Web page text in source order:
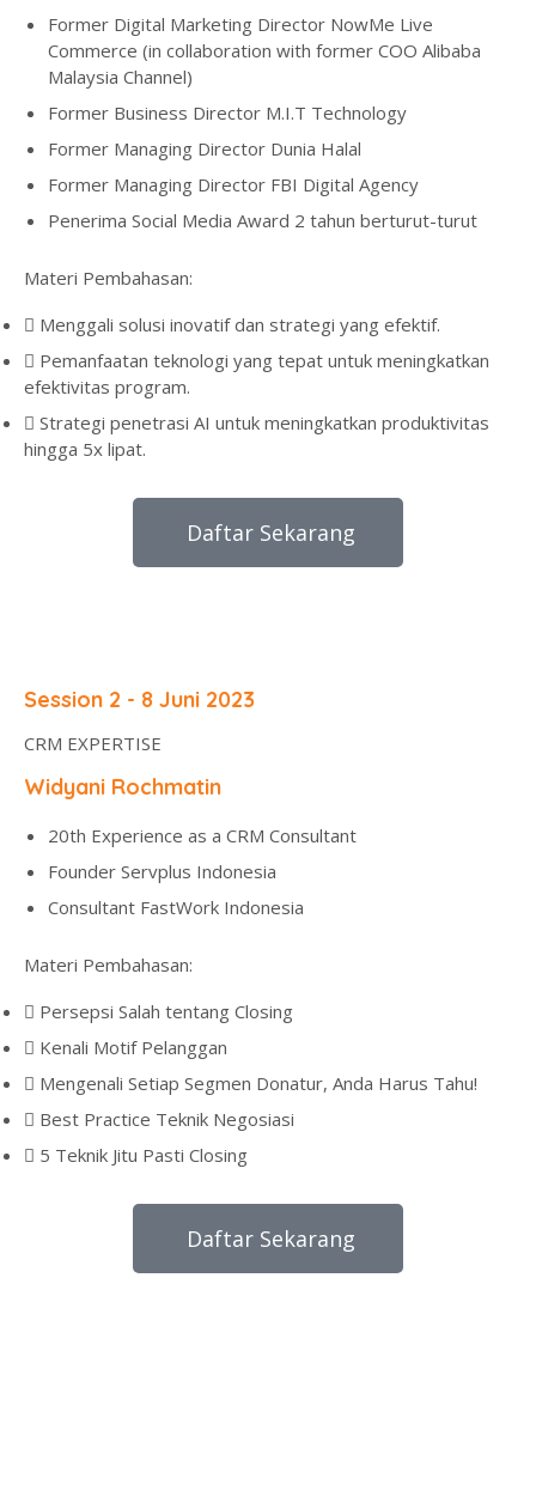
Former Digital Marketing Director NowMe Live
Commerce (in collaboration with former COO Alibaba
Malaysia Channel)
Former Business Director M.I.T Technology
Former Managing Director Dunia Halal
Former Managing Director FBI Digital Agency
Penerima Social Media Award 2 tahun berturut-turut
Materi Pembahasan:
Menggali solusi inovatif dan strategi yang efektif.
Pemanfaatan teknologi yang tepat untuk meningkatkan
efektivitas program.
Strategi penetrasi AI untuk meningkatkan produktivitas
hingga 5x lipat.
Daftar Sekarang
Session 2 - 8 Juni 2023
CRM EXPERTISE
Widyani Rochmatin
20th Experience as a CRM Consultant
Founder Servplus Indonesia
Consultant FastWork Indonesia
Materi Pembahasan:
Persepsi Salah tentang Closing
Kenali Motif Pelanggan
Mengenali Setiap Segmen Donatur, Anda Harus Tahu!
Best Practice Teknik Negosiasi
5 Teknik Jitu Pasti Closing
Daftar Sekarang